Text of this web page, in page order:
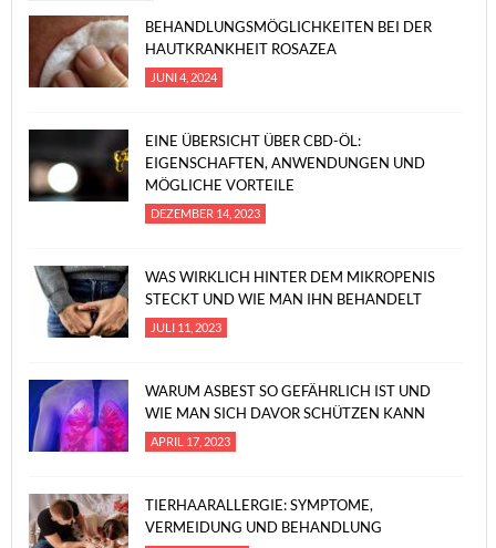
BEHANDLUNGSMÖGLICHKEITEN BEI DER
HAUTKRANKHEIT ROSAZEA
JUNI 4, 2024
EINE ÜBERSICHT ÜBER CBD-ÖL:
EIGENSCHAFTEN, ANWENDUNGEN UND
MÖGLICHE VORTEILE
DEZEMBER 14, 2023
WAS WIRKLICH HINTER DEM MIKROPENIS
STECKT UND WIE MAN IHN BEHANDELT
JULI 11, 2023
WARUM ASBEST SO GEFÄHRLICH IST UND
WIE MAN SICH DAVOR SCHÜTZEN KANN
APRIL 17, 2023
TIERHAARALLERGIE: SYMPTOME,
VERMEIDUNG UND BEHANDLUNG